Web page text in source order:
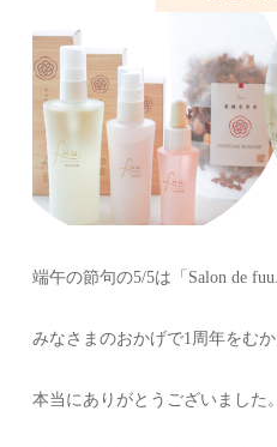
端午の節句の5/5は「Salon de
みなさまのおかげで1周年をむか
本当にありがとうございました。